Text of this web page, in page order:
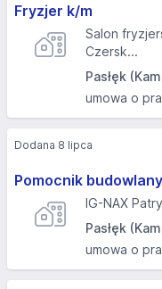
Fryzjer k/m
Salon
Czersk...
Pasłęk
umowa o
Pomocnik
IG-NAX
Pasłęk
umowa o
Dodana 8 lipca